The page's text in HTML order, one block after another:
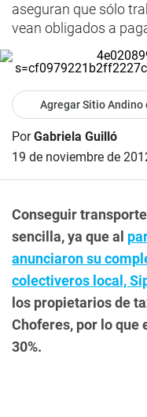
aseguran que sólo
vean obligados a
Agregar Sitio Andino
PorGabriela Guilló
19 de noviembre de
Conseguir
sencilla, ya que al
anunciaron su
colectiveros local,
los propietarios de
Choferes, por lo que
30%.